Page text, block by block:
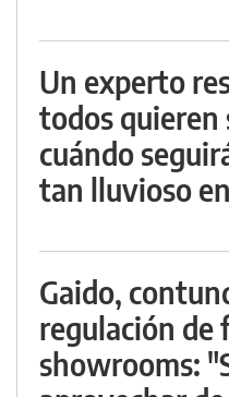
Un experto
todos quieren
cuándo
tan lluvioso
Gaido,
regulación de
showrooms: